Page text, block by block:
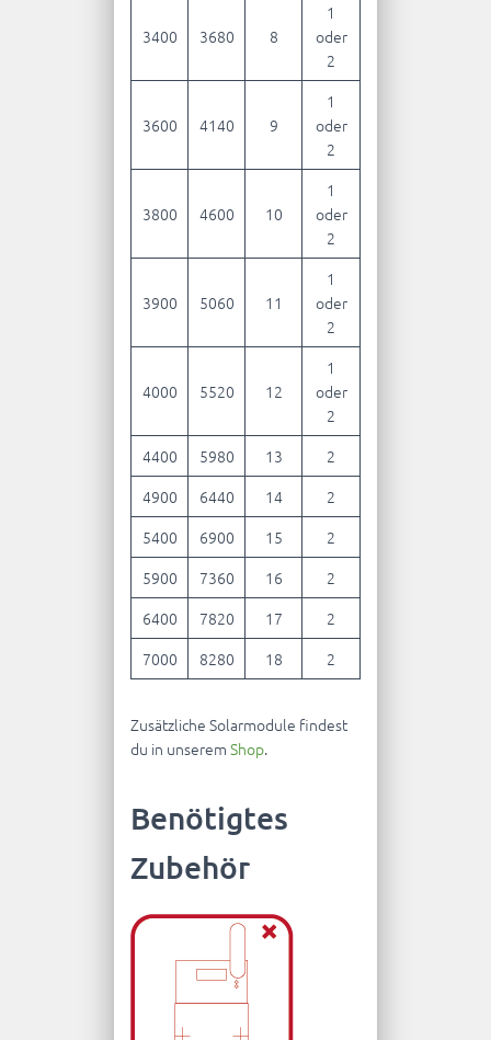
3400 3680 8
1
oder
2
3600 4140 9
1
oder
2
3800 4600 10
1
oder
2
3900 5060 11
1
oder
2
4000 5520 12
1
oder
2
4400
5980 13
2
4900
6440 14
2
5400
6900 15
2
5900
7360 16
2
6400
7820 17
2
7000
8280 18 2
Zusätzliche Solarmodule findest
du in unserem Shop.
Benötigtes
Zubehör